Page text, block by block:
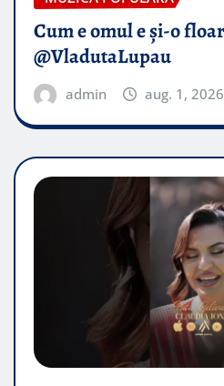
Cum e omul e și-o
@VladutaLupau
admin aug. 1, 2026